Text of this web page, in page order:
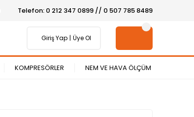
Telefon: 0 212 347 0899 // 0 507 785 8489
Giriş Yap Üye Ol
KOMPRESÖRLER NEM VE HAVA ÖLÇÜM